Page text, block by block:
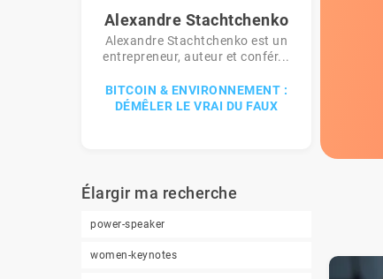
Alexandre Stachtchenko
Alexandre Stachtchenko est un
entrepreneur, auteur et confér...
BITCOIN & ENVIRONNEMENT :
DÉMÊLER LE VRAI DU FAUX
Élargir ma recherche
power-speaker
women-keynotes